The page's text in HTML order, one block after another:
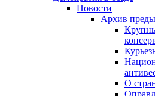
Новости
Архив
О